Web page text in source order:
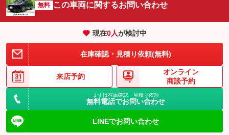
無料 この車両に関するお問い合わせ
現在0人が検討中
在庫確認・見積り依頼(無料)
来店予約
オンライン
商談予約
まずは在庫確認・見積り依頼
無料電話でお問い合わせ
LINEでお問い合わせ